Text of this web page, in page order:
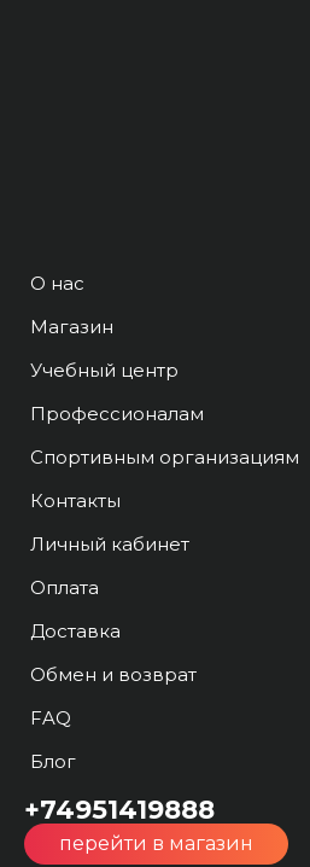
О нас
Магазин
Учебный центр
Профессионалам
Спортивным организациям
Контакты
Личный кабинет
Оплата
Доставка
Обмен и возврат
FAQ
Блог
+74951419888
перейти в магазин